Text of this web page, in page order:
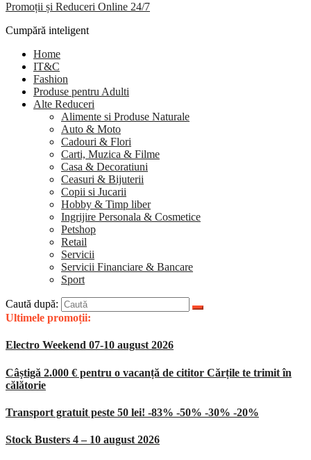
Promoții și Reduceri Online 24/7
Cumpără inteligent
Home
IT&C
Fashion
Produse pentru Adulti
Alte Reduceri
Alimente si Produse Naturale
Auto & Moto
Cadouri & Flori
Carti, Muzica & Filme
Casa & Decoratiuni
Ceasuri & Bijuterii
Copii si Jucarii
Hobby & Timp liber
Ingrijire Personala & Cosmetice
Petshop
Retail
Servicii
Servicii Financiare & Bancare
Sport
Caută după:
Ultimele promoții:
Electro Weekend 07-10 august 2026
Câștigă 2.000 € pentru o vacanță de cititor Cărțile te trimit în
călătorie
Transport gratuit peste 50 lei! -83% -50% -30% -20%
Stock Busters 4 – 10 august 2026